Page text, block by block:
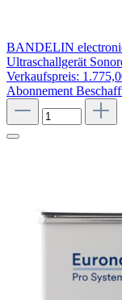
BANDELIN
Ultraschallgerät
Verkaufspreis:
Abonnement